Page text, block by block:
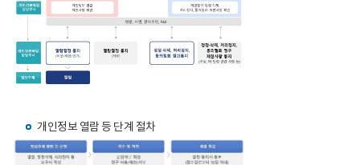
개인정보 열람 등 단계 절차